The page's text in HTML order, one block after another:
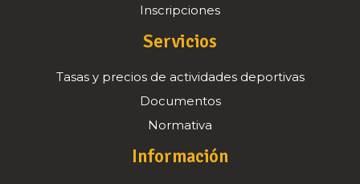
Inscripciones
Servicios
Tasas y precios de actividades deportivas
Documentos
Normativa
Información